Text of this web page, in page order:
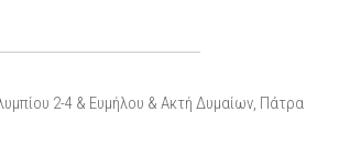
2-4 & Ευμήλου & Ακτή Δυμαίων, Πάτρα